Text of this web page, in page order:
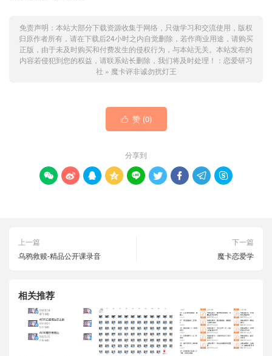
免责声明：本站大部分下载资源收集于网络，只做学习和交流使用，版权
归原作者所有，请在下载后24小时之内自觉删除，若作商业用途，请购买
正版，由于未及时购买和付费发生的侵权行为，与本站无关。本站发布的
内容若侵犯到您的权益，请联系站长删除，我们将及时处理！： 恋爱研习
社 » 魔卡评非诚勿扰灯王
 赞 (0)
分享到
        
上一篇
乌鸦救赎-精品公开课录音
下一篇
魔卡恋爱学
相关推荐